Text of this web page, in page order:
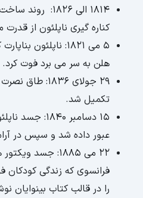
1814 الی 1826:
کناره گیری ناپلئون از
5 می 1821: ناپلئون
هلن به سر می برد فوت کرد.
29 جولای
تکمیل شد.
15 دسامبر
عبور داده شد و سپس در
22 می 1885: جسد
فرانسوی که زندگی کودکان
را در قالب کتاب بینوایان